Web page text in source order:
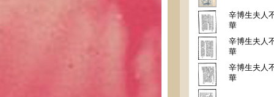
辛博生夫人
華
辛博生夫人
華
辛博生夫人
華